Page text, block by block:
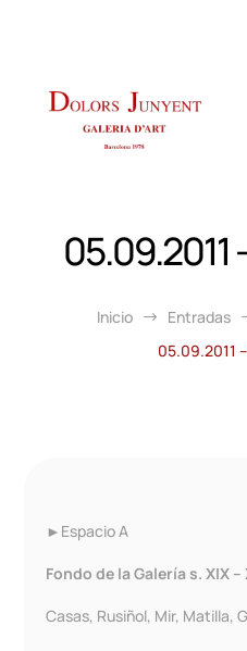
05.09.2011
Inicio $ Entradas
05.09.2011
►Espacio A
Fondo de la Galería s. XIX –
Casas, Rusiñol, Mir, Matilla,